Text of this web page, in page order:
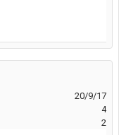
20/9/17
4
2